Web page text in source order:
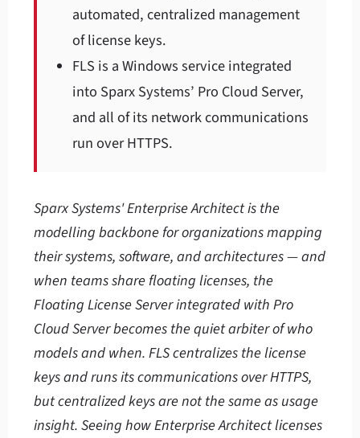
automated, centralized management
of license keys.
FLS is a Windows service integrated
into Sparx Systems’ Pro Cloud Server,
and all of its network communications
run over HTTPS.
Sparx Systems' Enterprise Architect is the
modelling backbone for organizations mapping
their systems, software, and architectures — and
when teams share floating licenses, the
Floating License Server integrated with Pro
Cloud Server becomes the quiet arbiter of who
models and when. FLS centralizes the license
keys and runs its communications over HTTPS,
but centralized keys are not the same as usage
insight. Seeing how Enterprise Architect licenses